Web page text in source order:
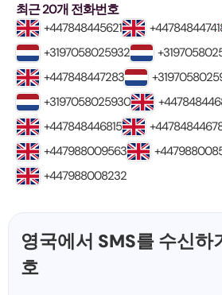
최근 20개 전화번호
+447848445621
+3197058025932
+447848447283
+3197058025930
+447848446815
+447988009563
+447988008232
영국에서 SMS를 수신하
호